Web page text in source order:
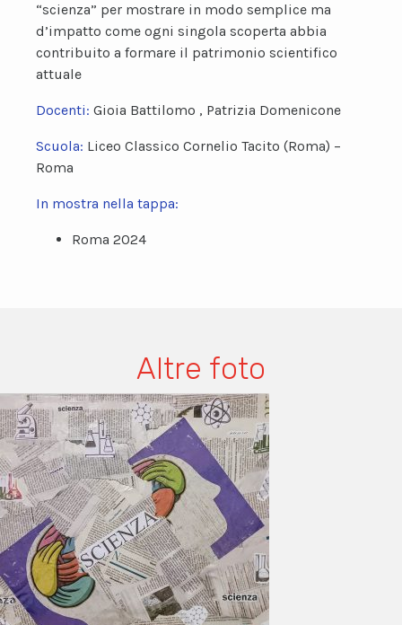
“scienza” per mostrare in modo semplice ma
d’impatto come ogni singola scoperta abbia
contribuito a formare il patrimonio scientifico
attuale
Docenti: Gioia Battilomo , Patrizia Domenicone
Scuola: Liceo Classico Cornelio Tacito (Roma) –
Roma
In mostra nella tappa:
Roma 2024
Altre foto